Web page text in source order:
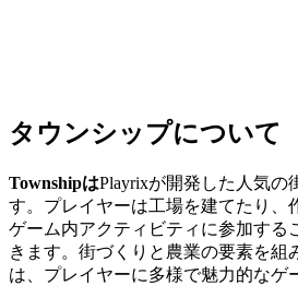
タウンシップについて
TownshipはPlayrixが開発した人気の
す。プレイヤーは工場を建てたり、
ゲーム内アクティビティに参加する
きます。街づくりと農業の要素を組
は、プレイヤーに多様で魅力的なゲ